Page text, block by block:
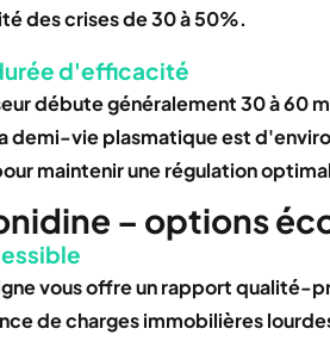
des crises de 30 à 50%.
d'efficacité
débute généralement 30 à 60
demi-vie plasmatique est
maintenir une régulation
– options
vous offre un rapport qualité-
de charges immobilières